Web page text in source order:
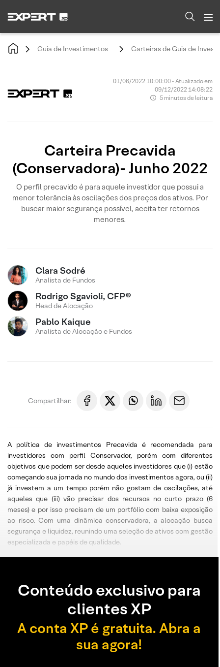
Guia de Investimentos Carteiras de Guia de
01/06/2022 10:00:00 • Atualizado em
09/12/2022 14:08:22
5 minutos de leitura
Carteira Precavida
(Conservadora)- Junho 2022
O perfil precavido é para aquele investidor que possui a
menor tolerância às oscilações dos preços dos ativos. Por
buscar maior segurança possível, aceita ter retornos
menores.
Clara Sodré
Analista de Fundos
Rodrigo Sgavioli, CFP®
Head de Alocação
Pablo Kaique
Analista de Alocação e Fundos
Compartilhar:
A política de investimentos Precavida é recomendada para
investidores com perfil Conservador, porém com diferentes
objetivos que podem ser desde aqueles investidores que (i) estão
começando sua jornada no mundo dos investimentos agora, ou (ii)
já investem a um tempo porém não gostam de oscilações, até
aqueles que (iii) vão precisar dos recursos no curto prazo (6
meses) e por isso precisam de um portfólio com baixa exposição
ao risco. Com uma dinâmica conservadora, a alocação busca
segurança e liquidez, reunindo uma seleção de ativos com gestão
especializada e papéis de qualidade.
Conteúdo exclusivo para
clientes XP
A conta XP é gratuita. Abra a
sua agora!